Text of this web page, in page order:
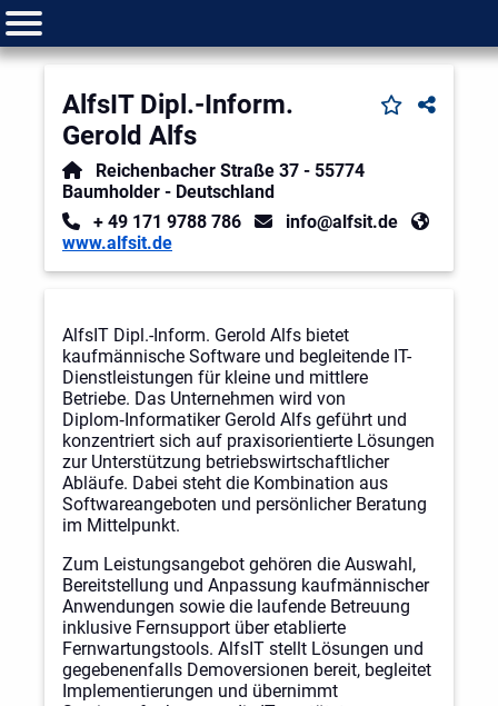
AlfsIT Dipl.-Inform.
Gerold Alfs
Reichenbacher Straße 37 - 55774
Baumholder - Deutschland
+ 49 171 9788 786
info@alfsit.de
www.alfsit.de
AlfsIT Dipl.-Inform. Gerold Alfs bietet
kaufmännische Software und begleitende IT-
Dienstleistungen für kleine und mittlere
Betriebe. Das Unternehmen wird von
Diplom‑Informatiker Gerold Alfs geführt und
konzentriert sich auf praxisorientierte Lösungen
zur Unterstützung betriebswirtschaftlicher
Abläufe. Dabei steht die Kombination aus
Softwareangeboten und persönlicher Beratung
im Mittelpunkt.
Zum Leistungsangebot gehören die Auswahl,
Bereitstellung und Anpassung kaufmännischer
Anwendungen sowie die laufende Betreuung
inklusive Fernsupport über etablierte
Fernwartungstools. AlfsIT stellt Lösungen und
gegebenenfalls Demoversionen bereit, begleitet
Implementierungen und übernimmt